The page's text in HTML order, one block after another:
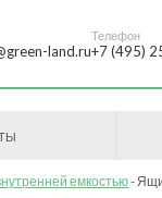
land.ru
Телефон
+7 (495)
емкостью